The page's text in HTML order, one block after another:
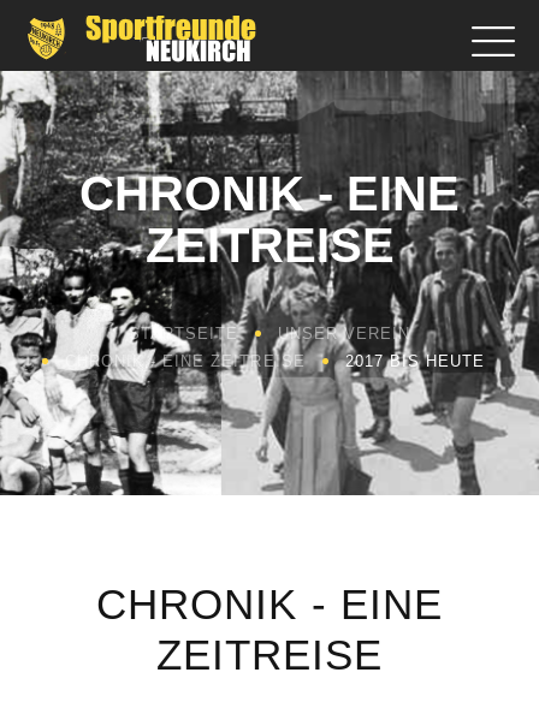
CHRONIK - EINE
ZEITREISE
STARTSEITE
UNSER VEREIN
CHRONIK - EINE ZEITREISE
2017 BIS HEUTE
CHRONIK - EINE
ZEITREISE